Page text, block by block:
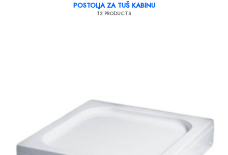
POSTOLJA ZA TUŠ KABINU
12 PRODUCTS